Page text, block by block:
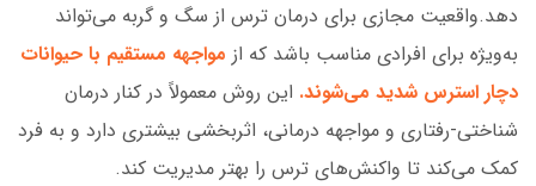
دهد.واقعیت مجازی برای درمان ترس از سگ و گربه می‌تواند
به‌ویژه برای افرادی مناسب باشد که از مواجهه مستقیم با حیوانات
دچار استرس شدید می‌شوند. این روش معمولاً در کنار درمان
شناختی-رفتاری و مواجهه درمانی، اثربخشی بیشتری دارد و به فرد
کمک می‌کند تا واکنش‌های ترس را بهتر مدیریت کند.